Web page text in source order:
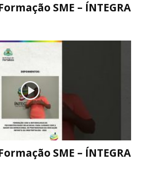
SME – ÍNTEGRA
SME – ÍNTEGRA